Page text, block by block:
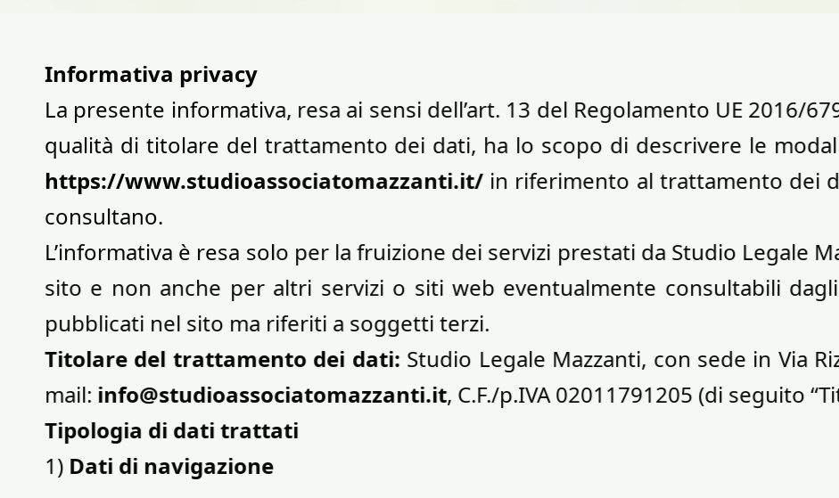
Informativa privacy
La presente informativa, resa ai sensi dell’art. 13 del Regolamento UE 2016/
qualità di titolare del trattamento dei dati, ha lo scopo di descrivere le
https://www.studioassociatomazzanti.it/in riferimento al trattamento dei
consultano.
L’informativa è resa solo per la fruizione dei servizi prestati da Studio Legale
sito e non anche per altri servizi o siti web eventualmente consultabili
pubblicati nel sito ma riferiti a soggetti terzi.
Titolare del trattamento dei dati: Studio Legale Mazzanti, con sede in Via
mail: info@studioassociatomazzanti.it, C.F./p.IVA 02011791205 (di seguito
Tipologia di dati trattati
1) Dati di navigazione